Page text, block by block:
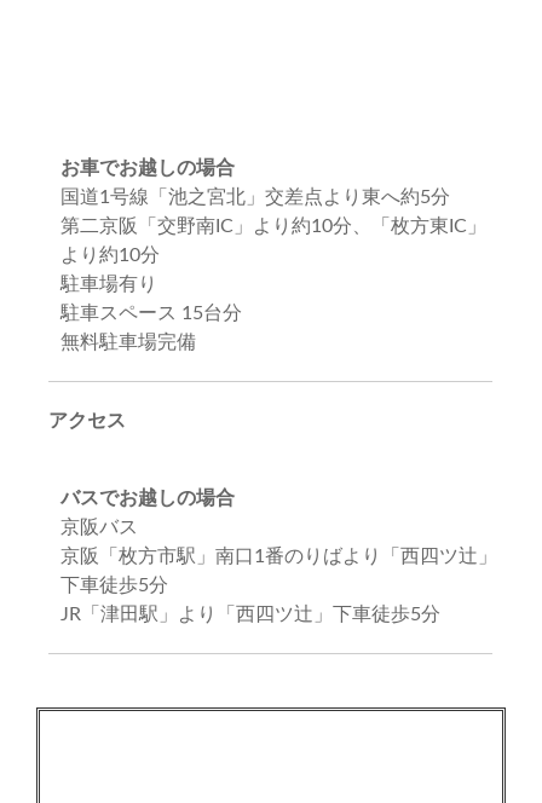
お車でお越しの場合
国道1号線「池之宮北」交差点より東へ約5分
第二京阪「交野南IC」より約10分、「枚方東IC」
より約10分
駐車場有り
駐車スペース 15台分
無料駐車場完備
アクセス
バスでお越しの場合
京阪バス
京阪「枚方市駅」南口1番のりばより「西四ツ辻」
下車徒歩5分
JR「津田駅」より「西四ツ辻」下車徒歩5分